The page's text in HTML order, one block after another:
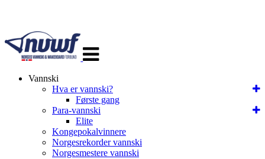
navigasjon
Vannski
Hva er vannski?
Første gang
Para-vannski
Elite
Kongepokalvinnere
Norgesrekorder vannski
Norgesmestere vannski